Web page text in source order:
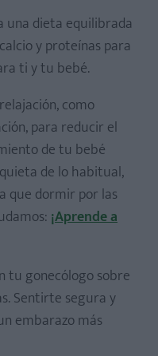
una dieta equilibrada
y proteínas para
ti y tu bebé.
como
para reducir el
de tu bebé
de lo habitual,
que dormir por las
¡Aprende a
tu gonecólogo sobre
Sentirte segura y
embarazo más